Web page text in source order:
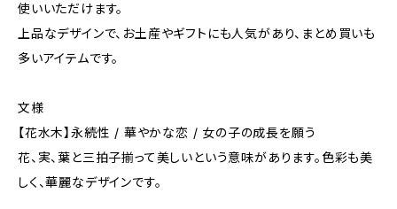
使いいただけます。
上品なデザインで、お土産やギフトにも人気があり、まとめ買いも
多いアイテムです。
文様
【花水木】永続性 / 華やかな恋 / 女の子の成⻑を願う
花、実、葉と三拍子揃って美しいという意味があります。色彩も美
しく、華麗なデザインです。